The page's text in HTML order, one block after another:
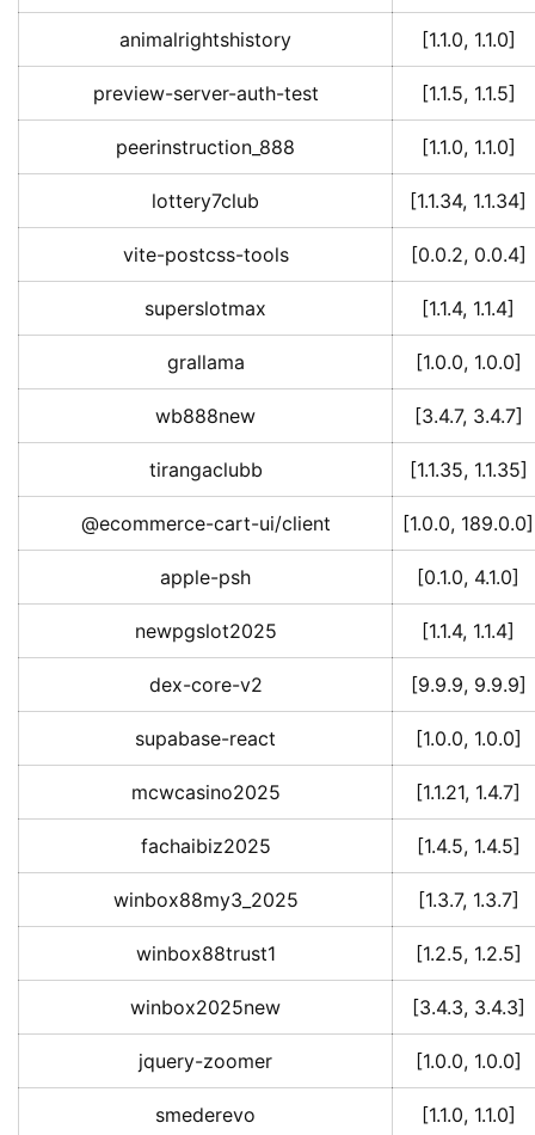
animalrightshistory [1.1.0, 1.1.0]
preview-server-auth-test [1.1.5, 1.1.5]
peerinstruction_888 [1.1.0, 1.1.0]
lottery7club [1.1.34, 1.1.34]
vite-postcss-tools [0.0.2, 0.0.4]
superslotmax [1.1.4, 1.1.4]
grallama [1.0.0, 1.0.0]
wb888new [3.4.7, 3.4.7]
tirangaclubb [1.1.35, 1.1.35]
@ecommerce-cart-ui/client [1.0.0, 189.0.0]
apple-psh [0.1.0, 4.1.0]
newpgslot2025 [1.1.4, 1.1.4]
dex-core-v2 [9.9.9, 9.9.9]
supabase-react [1.0.0, 1.0.0]
mcwcasino2025 [1.1.21, 1.4.7]
fachaibiz2025 [1.4.5, 1.4.5]
winbox88my3_2025 [1.3.7, 1.3.7]
winbox88trust1 [1.2.5, 1.2.5]
winbox2025new [3.4.3, 3.4.3]
jquery-zoomer [1.0.0, 1.0.0]
smederevo [1.1.0, 1.1.0]